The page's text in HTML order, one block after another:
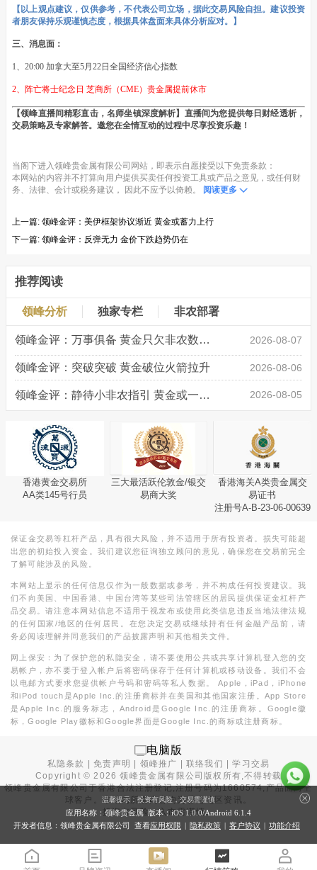
【以上观点建议，仅供参考，不代表公司立场，据此交易风险自担。建议投资
者朋友保持乐观谨慎态度，根据具体盘面来具体分析应对。】
三、消息面：
1、20:00 加拿大至5月22日全国经济信心指数
2、阵亡将士纪念日 芝商所（CME）贵金属提前休市
【领峰直播间精彩直击，名师坐镇深度解析】直播间为您提供每日财经透析，
交易策略及专家解答。邀您在全情互动的过程中尽享投资乐趣！
当阁下进入领峰贵金属有限公司网站，即表示自愿接受以下免责条款：
本网站的内容并不打算向用户提供买卖任何投资工具或产品之意见，或任何财
务、法律、会计或税务建议， 因此不应予以倚赖。 阅读更多
上一篇: 领峰金评：美伊框架协议渐近 黄金或蓄力上行
下一篇: 领峰金评：反弹无力 金价下跌趋势仍在
推荐阅读
领峰分析 独家专栏 非农部署
领峰金评：万事俱备 黄金只欠非农数据“东风” 2026-08-07
领峰金评：突破突破 黄金破位火箭拉升 2026-08-06
领峰金评：静待小非农指引 黄金或一击破局 2026-08-05
香港黄金交易所
AA类145号行员
三大最活跃伦敦金/银交
易商大奖
香港海关A类贵金属交
易证书
注册号A-B-23-06-00639
保证金交易等杠杆产品，具有很大风险，并不适用于所有投资者。损失可能超
出您的初始投入资金。我们建议您征询独立顾问的意见，确保您在交易前完全
了解可能涉及的风险。
本网站上显示的任何信息仅作为一般数据或参考，并不构成任何投资建议。我
们不向美国、中国香港、中国台湾等某些司法管辖区的居民提供保证金杠杆产
品交易。请注意本网站信息不适用于视发布或使用此类信息违反当地法律法规
的任何国家/地区的任何居民。在您决定交易或继续持有任何金融产品前，请
务必阅读理解并同意我们的产品披露声明和其他相关文件。
网上保安：为了保护您的私隐安全，请不要使用公共或共享计算机登入您的交
易帐户，亦不要于登入帐户后将密码保存于任何计算机或移动设备。我们不会
以电邮方式要求您提供帐户号码和密码等私人数据。 Apple，iPad，iPhone
和iPod touch是Apple Inc.的注册商标并在美国和其他国家注册。App Store
是Apple Inc.的服务标志，Android是Google Inc.的注册商标。Google徽
标，Google Play徽标和Google界面是Google Inc.的商标或注册商标。
电脑版
私隐条款 |免责声明 | 领峰推广 |联络我们 |学习交易
Copyright © 2026 领峰贵金属有限公司版权所有,不得转载
领峰贵金属有限公司于香港合法注册登记,注册号码为1660574,产品面向全
球客户。本站内所有内容均为香港地区资讯。
投资有风险，入市需谨慎。
温馨提示：投资有风险，交易需谨慎
应用名称：领峰贵金属 版本：iOS 1.0.0/Android 6.1.4
开发者信息：领峰贵金属有限公司 查看应用权限 | 隐私政策 | 客户协议 | 功能介绍